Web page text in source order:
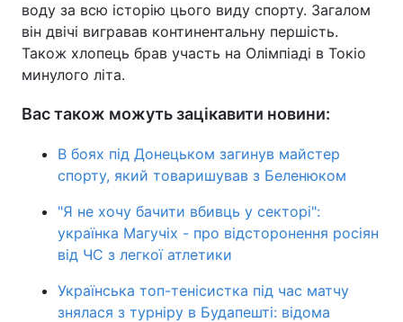
воду за всю історію цього виду спорту. Загалом
він двічі вигравав континентальну першість.
Також хлопець брав участь на Олімпіаді в Токіо
минулого літа.
Вас також можуть зацікавити новини:
В боях під Донецьком загинув майстер
спорту, який товаришував з Беленюком
"Я не хочу бачити вбивць у секторі":
українка Магучіх - про відсторонення росіян
від ЧС з легкої атлетики
Українська топ-тенісистка під час матчу
знялася з турніру в Будапешті: відома